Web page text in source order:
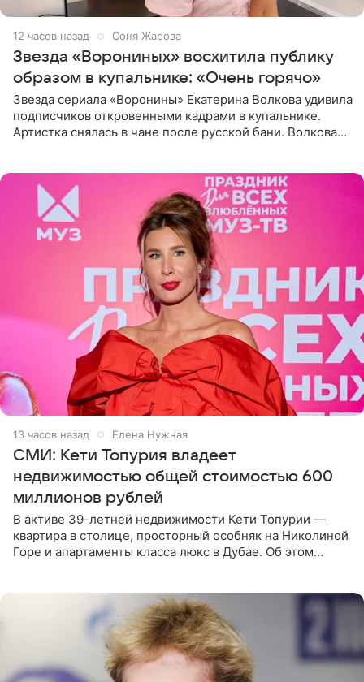
12 часов назад Соня Жарова
Звезда «Ворониных» восхитила публику
образом в купальнике: «Очень горячо»
Звезда сериала «Воронины» Екатерина Волкова удивила
подписчиков откровенными кадрами в купальнике.
Артистка снялась в чане после русской бани. Волкова
13 часов назад Елена Нужная
СМИ: Кети Топурия владеет
недвижимостью общей стоимостью 600
миллионов рублей
В активе 39-летней недвижимости Кети Топурии —
квартира в столице, просторный особняк на Николиной
Горе и апартаменты класса люкс в Дубае. Об этом